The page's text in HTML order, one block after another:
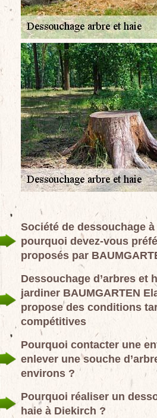
Société de dessouchage
pourquoi devez-vous
proposés par
Dessouchage d’arbres et
jardiner BAUMGARTEN
propose des conditions
compétitives
Pourquoi contacter une
enlever une souche
environs ?
Pourquoi réaliser un
haie à Diekirch ?